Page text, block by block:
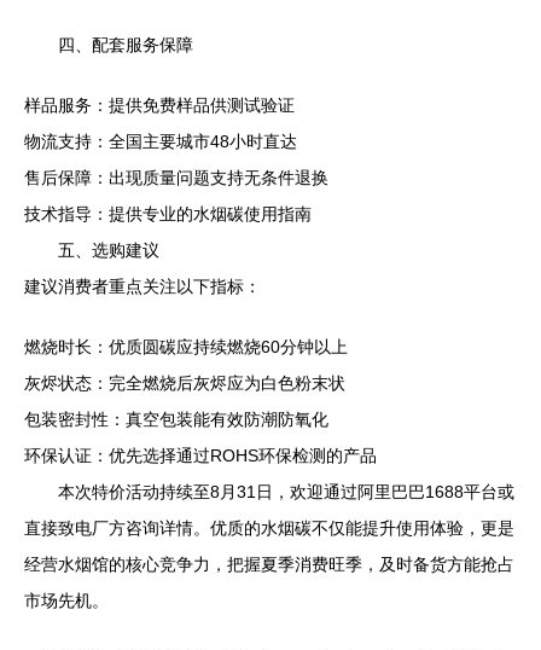
四、配套服务保障
样品服务：提供免费样品供测试验证
物流支持：全国主要城市48小时直达
售后保障：出现质量问题支持无条件退换
技术指导：提供专业的水烟碳使用指南
五、选购建议
建议消费者重点关注以下指标：
燃烧时长：优质圆碳应持续燃烧60分钟以上
灰烬状态：完全燃烧后灰烬应为白色粉末状
包装密封性：真空包装能有效防潮防氧化
环保认证：优先选择通过ROHS环保检测的产品
本次特价活动持续至8月31日，欢迎通过阿里巴巴1688平台或
直接致电厂方咨询详情。优质的水烟碳不仅能提升使用体验，更是
经营水烟馆的核心竞争力，把握夏季消费旺季，及时备货方能抢占
市场先机。